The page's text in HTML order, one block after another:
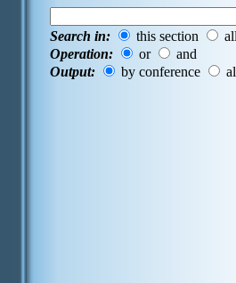
Search in: this section
Operation:
or
and
Output:
by conference